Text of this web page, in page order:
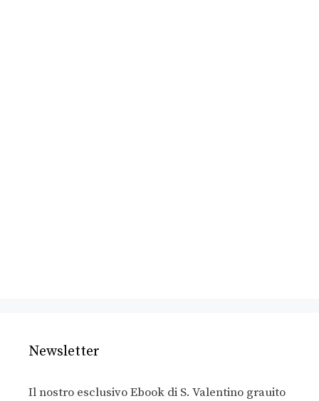
Newsletter
Il nostro esclusivo Ebook di S. Valentino grauito